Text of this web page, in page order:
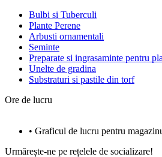
Bulbi si Tuberculi
Plante Perene
Arbusti ornamentali
Seminte
Preparate si ingrasaminte pentru
Unelte de gradina
Substraturi si pastile din torf
Ore de lucru
• Graficul de lucru pentru
Urmărește-ne pe rețelele de socializare!